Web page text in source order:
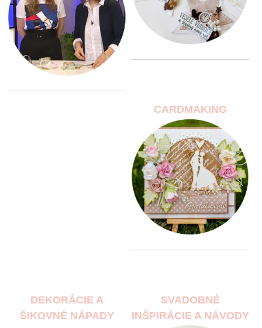
CARDMAKING
DEKORÁCIE A
ŠIKOVNÉ NÁPADY
SVADOBNÉ
INŠPIRÁCIE A NÁVODY